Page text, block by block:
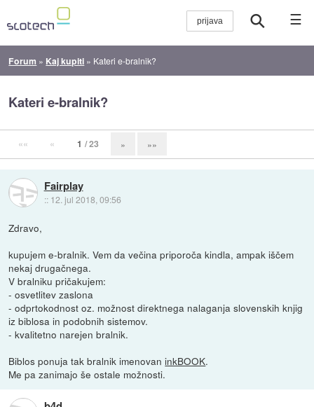
☰
Forum » Kaj kupiti » Kateri e-bralnik?
Kateri e-bralnik?
«« « 1 / 23 » »»
Fairplay
:: 12. jul 2018, 09:56
Zdravo,
kupujem e-bralnik. Vem da večina priporoča kindla, ampak iščem
nekaj drugačnega.
V bralniku pričakujem:
- osvetlitev zaslona
- odprtokodnost oz. možnost direktnega nalaganja slovenskih knjig
iz biblosa in podobnih sistemov.
- kvalitetno narejen bralnik.
Biblos ponuja tak bralnik imenovaninkBOOK.
Me pa zanimajo še ostale možnosti.